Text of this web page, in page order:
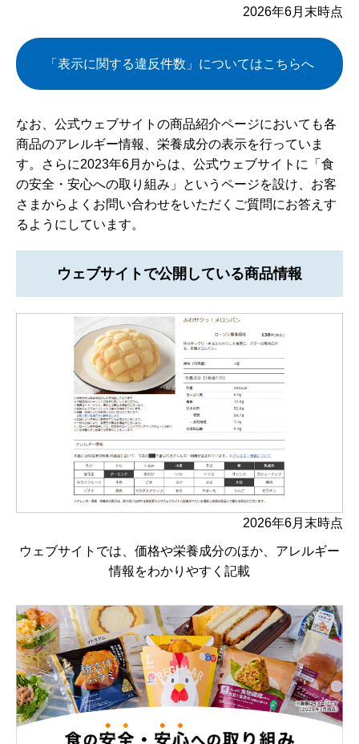
2026年6月末時点
「表示に関する違反件数」についてはこちらへ
なお、公式ウェブサイトの商品紹介ページにおいても各
商品のアレルギー情報、栄養成分の表示を行っていま
す。さらに2023年6月からは、公式ウェブサイトに「食
の安全・安心への取り組み」というページを設け、お客
さまからよくお問い合わせをいただくご質問にお答えす
るようにしています。
ウェブサイトで公開している商品情報
2026年6月末時点
ウェブサイトでは、価格や栄養成分のほか、アレルギー
情報をわかりやすく記載